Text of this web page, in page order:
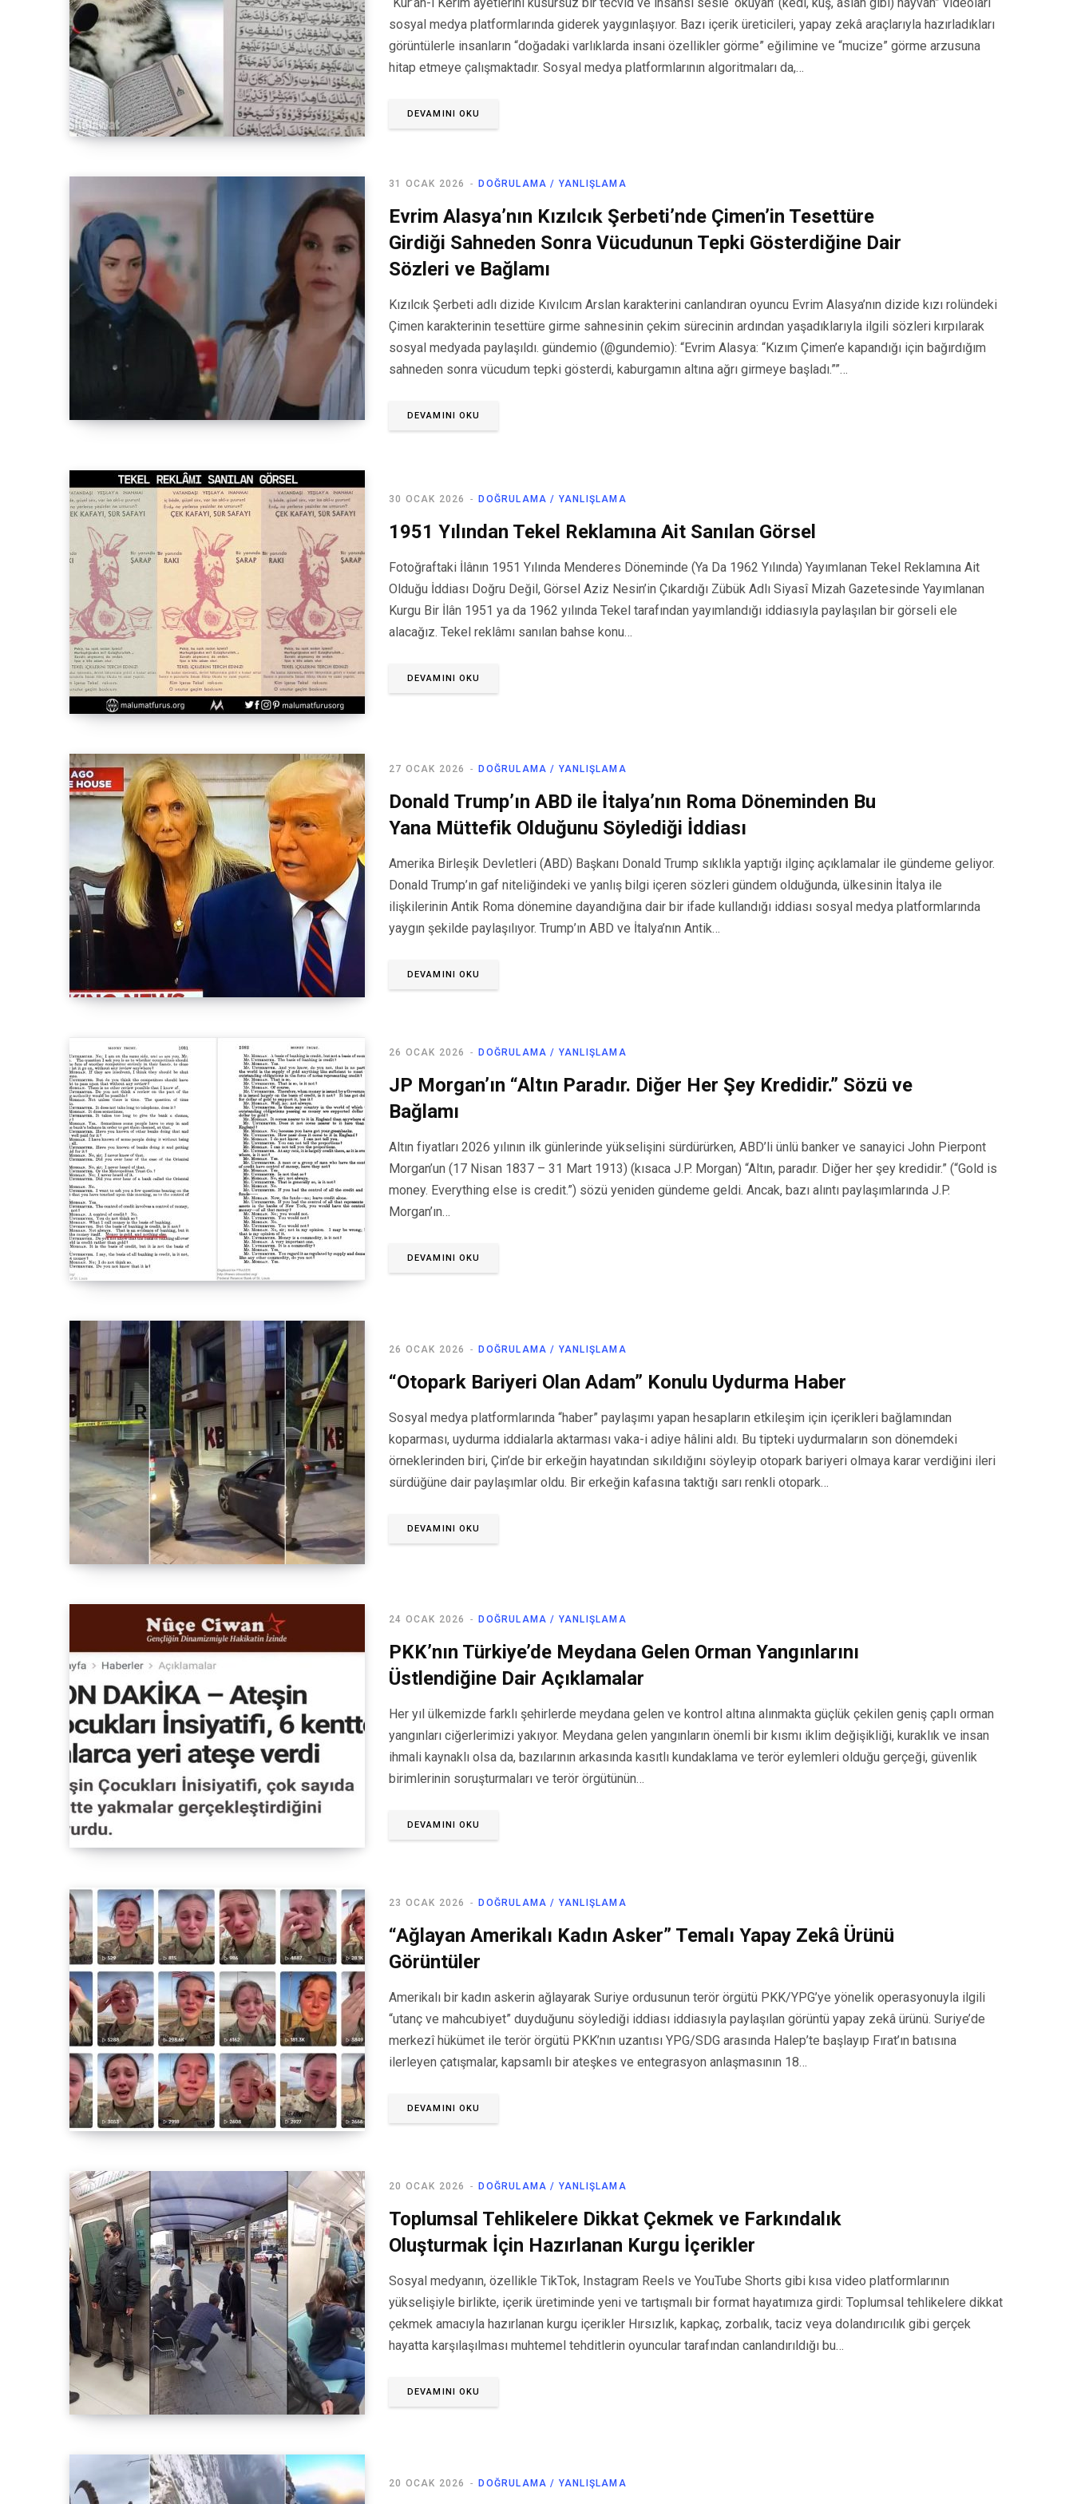
sosyal medya platformlarında giderek yaygınlaşıyor. Bazı içerik üreticileri, yapay zekâ araçlarıyla hazırladıkları
görüntülerle insanların “doğadaki varlıklarda insani özellikler görme” eğilimine ve “mucize” görme arzusuna
hitap etmeye çalışmaktadır. Sosyal medya platformlarının algoritmaları da,…
DEVAMINI OKU
DOĞRULAMA / YANLIŞLAMA
31 OCAK 2026
Evrim Alasya’nın Kızılcık Şerbeti’nde Çimen’in Tesettüre
Girdiği Sahneden Sonra Vücudunun Tepki Gösterdiğine Dair
Sözleri ve Bağlamı
Kızılcık Şerbeti adlı dizide Kıvılcım Arslan karakterini canlandıran oyuncu Evrim Alasya’nın dizide kızı rolündeki
Çimen karakterinin tesettüre girme sahnesinin çekim sürecinin ardından yaşadıklarıyla ilgili sözleri kırpılarak
sosyal medyada paylaşıldı. gündemio (@gundemio): “Evrim Alasya: “Kızım Çimen’e kapandığı için bağırdığım
sahneden sonra vücudum tepki gösterdi, kaburgamın altına ağrı girmeye başladı.””…
DEVAMINI OKU
DOĞRULAMA / YANLIŞLAMA
30 OCAK 2026
1951 Yılından Tekel Reklamına Ait Sanılan Görsel
Fotoğraftaki İlânın 1951 Yılında Menderes Döneminde (Ya Da 1962 Yılında) Yayımlanan Tekel Reklamına Ait
Olduğu İddiası Doğru Değil, Görsel Aziz Nesin’in Çıkardığı Zübük Adlı Siyasî Mizah Gazetesinde Yayımlanan
Kurgu Bir İlân 1951 ya da 1962 yılında Tekel tarafından yayımlandığı iddiasıyla paylaşılan bir görseli ele
alacağız. Tekel reklâmı sanılan bahse konu…
DEVAMINI OKU
DOĞRULAMA / YANLIŞLAMA
27 OCAK 2026
Donald Trump’ın ABD ile İtalya’nın Roma Döneminden Bu
Yana Müttefik Olduğunu Söylediği İddiası
Amerika Birleşik Devletleri (ABD) Başkanı Donald Trump sıklıkla yaptığı ilginç açıklamalar ile gündeme geliyor.
Donald Trump’ın gaf niteliğindeki ve yanlış bilgi içeren sözleri gündem olduğunda, ülkesinin İtalya ile
ilişkilerinin Antik Roma dönemine dayandığına dair bir ifade kullandığı iddiası sosyal medya platformlarında
yaygın şekilde paylaşılıyor. Trump’ın ABD ve İtalya’nın Antik…
DEVAMINI OKU
DOĞRULAMA / YANLIŞLAMA
26 OCAK 2026
JP Morgan’ın “Altın Paradır. Diğer Her Şey Kredidir.” Sözü ve
Bağlamı
Altın fiyatları 2026 yılının ilk günlerinde yükselişini sürdürürken, ABD’li ünlü banker ve sanayici John Pierpont
Morgan’un (17 Nisan 1837 – 31 Mart 1913) (kısaca J.P. Morgan) “Altın, paradır. Diğer her şey kredidir.” (“Gold is
money. Everything else is credit.”) sözü yeniden gündeme geldi. Ancak, bazı alıntı paylaşımlarında J.P.
Morgan’ın…
DEVAMINI OKU
DOĞRULAMA / YANLIŞLAMA
26 OCAK 2026
“Otopark Bariyeri Olan Adam” Konulu Uydurma Haber
Sosyal medya platformlarında “haber” paylaşımı yapan hesapların etkileşim için içerikleri bağlamından
koparması, uydurma iddialarla aktarması vaka-i adiye hâlini aldı. Bu tipteki uydurmaların son dönemdeki
örneklerinden biri, Çin’de bir erkeğin hayatından sıkıldığını söyleyip otopark bariyeri olmaya karar verdiğini ileri
sürdüğüne dair paylaşımlar oldu. Bir erkeğin kafasına taktığı sarı renkli otopark…
DEVAMINI OKU
DOĞRULAMA / YANLIŞLAMA
24 OCAK 2026
PKK’nın Türkiye’de Meydana Gelen Orman Yangınlarını
Üstlendiğine Dair Açıklamalar
Her yıl ülkemizde farklı şehirlerde meydana gelen ve kontrol altına alınmakta güçlük çekilen geniş çaplı orman
yangınları ciğerlerimizi yakıyor. Meydana gelen yangınların önemli bir kısmı iklim değişikliği, kuraklık ve insan
ihmali kaynaklı olsa da, bazılarının arkasında kasıtlı kundaklama ve terör eylemleri olduğu gerçeği, güvenlik
birimlerinin soruşturmaları ve terör örgütünün…
DEVAMINI OKU
DOĞRULAMA / YANLIŞLAMA
23 OCAK 2026
“Ağlayan Amerikalı Kadın Asker” Temalı Yapay Zekâ Ürünü
Görüntüler
Amerikalı bir kadın askerin ağlayarak Suriye ordusunun terör örgütü PKK/YPG’ye yönelik operasyonuyla ilgili
“utanç ve mahcubiyet” duyduğunu söylediği iddiası iddiasıyla paylaşılan görüntü yapay zekâ ürünü. Suriye’de
merkezî hükümet ile terör örgütü PKK’nın uzantısı YPG/SDG arasında Halep’te başlayıp Fırat’ın batısına
ilerleyen çatışmalar, kapsamlı bir ateşkes ve entegrasyon anlaşmasının 18…
DEVAMINI OKU
DOĞRULAMA / YANLIŞLAMA
20 OCAK 2026
Toplumsal Tehlikelere Dikkat Çekmek ve Farkındalık
Oluşturmak İçin Hazırlanan Kurgu İçerikler
Sosyal medyanın, özellikle TikTok, Instagram Reels ve YouTube Shorts gibi kısa video platformlarının
yükselişiyle birlikte, içerik üretiminde yeni ve tartışmalı bir format hayatımıza girdi: Toplumsal tehlikelere dikkat
çekmek amacıyla hazırlanan kurgu içerikler Hırsızlık, kapkaç, zorbalık, taciz veya dolandırıcılık gibi gerçek
hayatta karşılaşılması muhtemel tehditlerin oyuncular tarafından canlandırıldığı bu…
DEVAMINI OKU
DOĞRULAMA / YANLIŞLAMA
20 OCAK 2026